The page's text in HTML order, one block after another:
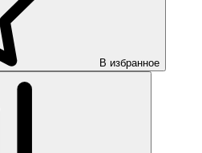
В избранное